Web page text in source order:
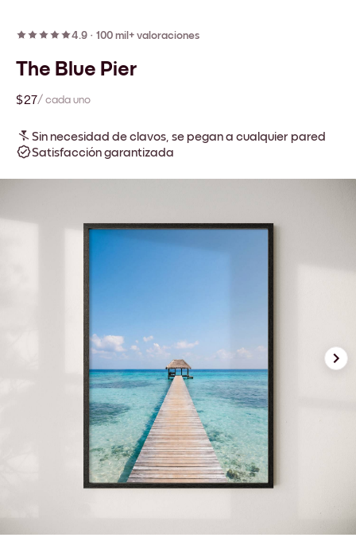
4.9 · 100 mil+ valoraciones
The Blue Pier
$27/ cada uno
Sin necesidad de clavos, se pegan a cualquier pared
Satisfacción garantizada